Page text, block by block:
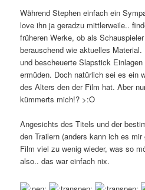
Während Stephen einfach ein
love ihn ja geradzu mittlerweile..
früheren Werke, ob als
berauschend wie aktuelles
und bescheuerte Slapstick
ermüden. Doch natürlich sei es ein
des Alters den der Film hat. Aber
kümmerts mich!? >:O
Angesichts des Titels und der
den Trailern (anders kann ich es
Film viel zu wenig wieder, was so
also.. das war einfach nix.